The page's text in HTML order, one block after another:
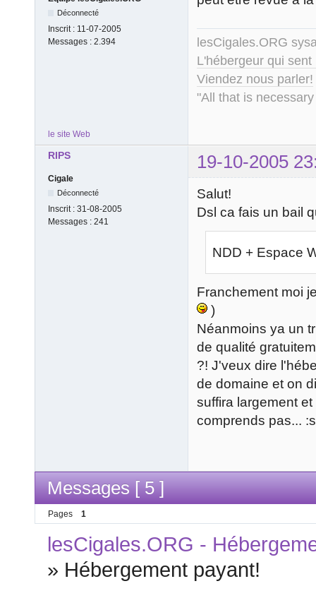
Déconnecté
Inscrit : 11-07-2005
Messages : 2.394
lesCigales.ORG
L'hébergeur qui
Viendez nous parler!
"All that is
le site Web
RIPS 19-10-2005
Cigale
Déconnecté
Inscrit : 31-08-2005
Messages : 241
Salut!
Dsl ca fais un bail
NDD + Espace
Franchement moi
)
Néanmoins ya un
de qualité
?! J'veux dire
de domaine et on
suffira largement
comprends pas... :s
Messages [ 5 ]
Pages 1
lesCigales.ORG -
» Hébergement payant!